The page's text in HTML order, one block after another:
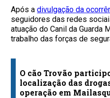
Após adivulgação da
seguidores das redes
atuação do Canil da Guarda
trabalho das forças de
O cão Trovão
localização das
operação em